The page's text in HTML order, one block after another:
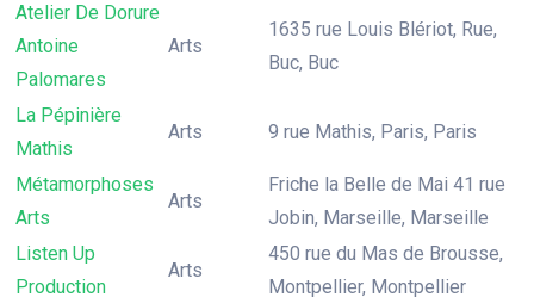
Atelier De Dorure
Antoine
Palomares
Arts
1635 rue Louis Blériot, Rue,
Buc, Buc
La Pépinière
Mathis
Arts 9 rue Mathis, Paris, Paris
Métamorphoses
Arts
Arts
Friche la Belle de Mai 41 rue
Jobin, Marseille, Marseille
Listen Up
Production
Arts
450 rue du Mas de Brousse,
Montpellier, Montpellier